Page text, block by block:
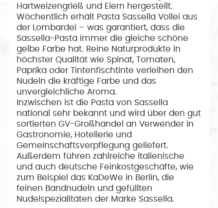
Hartweizengrieß und Eiern hergestellt.
Wöchentlich erhält Pasta Sassella Vollei aus
der Lombardei – was garantiert, dass die
Sassella-Pasta immer die gleiche schöne
gelbe Farbe hat. Reine Naturprodukte in
höchster Qualität wie Spinat, Tomaten,
Paprika oder Tintenfischtinte verleihen den
Nudeln die kräftige Farbe und das
unvergleichliche Aroma.
Inzwischen ist die Pasta von Sassella
national sehr bekannt und wird über den gut
sortierten GV-Großhandel an Verwender in
Gastronomie, Hotellerie und
Gemeinschaftsverpflegung geliefert.
Außerdem führen zahlreiche italienische
und auch deutsche Feinkostgeschäfte, wie
zum Beispiel das KaDeWe in Berlin, die
feinen Bandnudeln und gefüllten
Nudelspezialitäten der Marke Sassella.